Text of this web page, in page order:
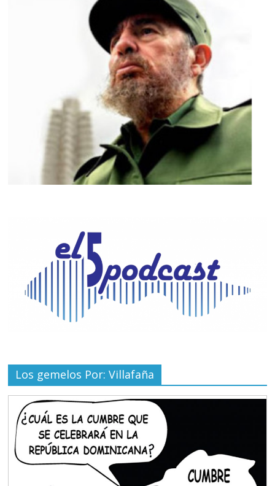
Los gemelos Por: Villafaña